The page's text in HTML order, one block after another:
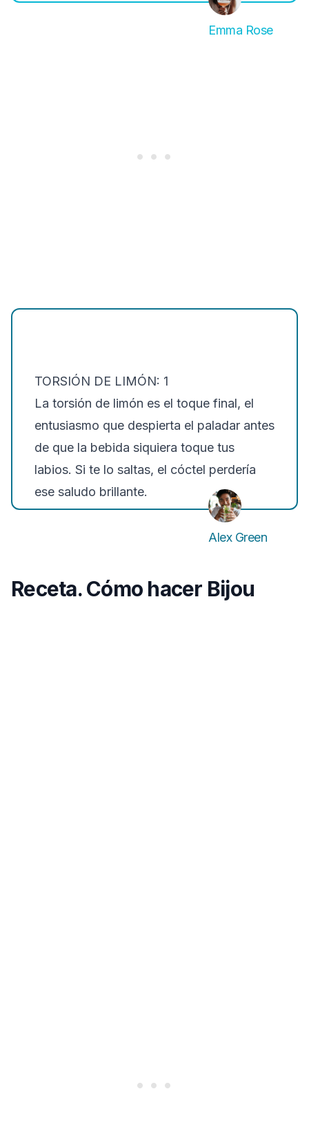
Emma Rose
TORSIÓN DE LIMÓN: 1
La torsión de limón es el toque final, el
entusiasmo que despierta el paladar antes
de que la bebida siquiera toque tus
labios. Si te lo saltas, el cóctel perdería
ese saludo brillante.
Alex Green
Receta. Cómo hacer Bijou